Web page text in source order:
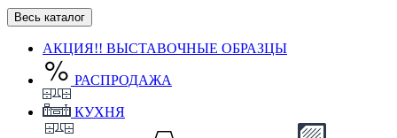
Весь каталог
АКЦИЯ!! ВЫСТАВОЧНЫЕ ОБРАЗЦЫ
РАСПРОДАЖА
КУХНЯ